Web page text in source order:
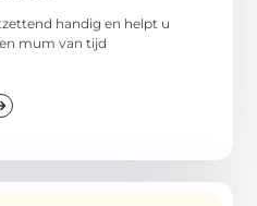
handig en helpt u
mum van tijd